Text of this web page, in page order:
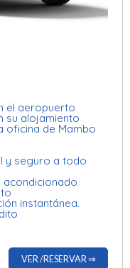
el aeropuerto
su alojamiento
oficina de Mambo
y seguro a todo
instantánea.
VER /RESERVAR ⇒